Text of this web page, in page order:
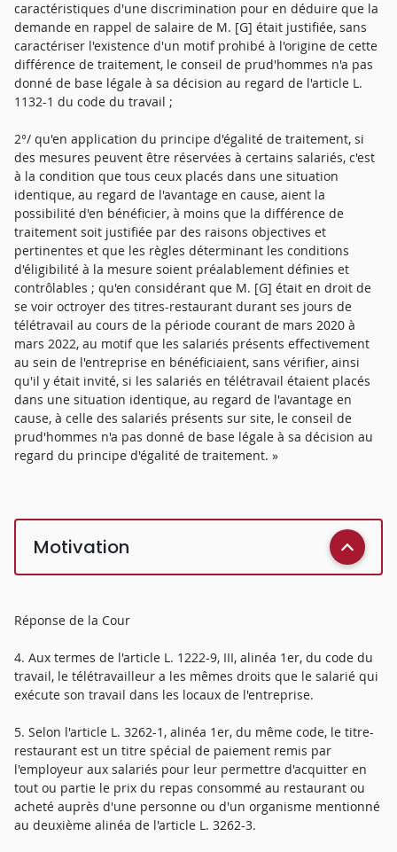
caractéristiques d'une discrimination pour en déduire que la
demande en rappel de salaire de M. [G] était justifiée, sans
caractériser l'existence d'un motif prohibé à l'origine de cette
différence de traitement, le conseil de prud'hommes n'a pas
donné de base légale à sa décision au regard de l'article L.
1132-1 du code du travail ;
2°/ qu'en application du principe d'égalité de traitement, si
des mesures peuvent être réservées à certains salariés, c'est
à la condition que tous ceux placés dans une situation
identique, au regard de l'avantage en cause, aient la
possibilité d'en bénéficier, à moins que la différence de
traitement soit justifiée par des raisons objectives et
pertinentes et que les règles déterminant les conditions
d'éligibilité à la mesure soient préalablement définies et
contrôlables ; qu'en considérant que M. [G] était en droit de
se voir octroyer des titres-restaurant durant ses jours de
télétravail au cours de la période courant de mars 2020 à
mars 2022, au motif que les salariés présents effectivement
au sein de l'entreprise en bénéficiaient, sans vérifier, ainsi
qu'il y était invité, si les salariés en télétravail étaient placés
dans une situation identique, au regard de l'avantage en
cause, à celle des salariés présents sur site, le conseil de
prud'hommes n'a pas donné de base légale à sa décision au
regard du principe d'égalité de traitement. »
Motivation
Réponse de la Cour
4. Aux termes de l'article L. 1222-9, III, alinéa 1er, du code du
travail, le télétravailleur a les mêmes droits que le salarié qui
exécute son travail dans les locaux de l'entreprise.
5. Selon l'article L. 3262-1, alinéa 1er, du même code, le titre-
restaurant est un titre spécial de paiement remis par
l'employeur aux salariés pour leur permettre d'acquitter en
tout ou partie le prix du repas consommé au restaurant ou
acheté auprès d'une personne ou d'un organisme mentionné
au deuxième alinéa de l'article L. 3262-3.